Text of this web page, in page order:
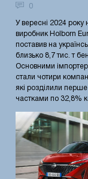
0
У вересні 2024 року
виробник Holborn
поставив на
близько 8,7 тис. т
Основними
стали чотири
які розділили
частками по 32,8%